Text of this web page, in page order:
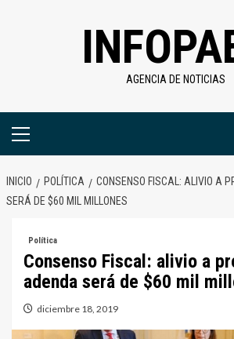
AGENCIA DE NOTICIAS
Menú
INICIO POLÍTICA
CONSENSO FISCAL: ALIVIO A
SERÁ DE $60 MIL MILLONES
Política
Consenso Fiscal: alivio a
adenda será de $60 mil
diciembre 18, 2019